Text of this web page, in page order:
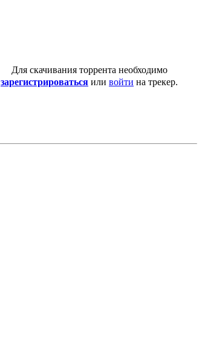
Для скачивания торрента необходимо
зарегистрироваться или войти на трекер.